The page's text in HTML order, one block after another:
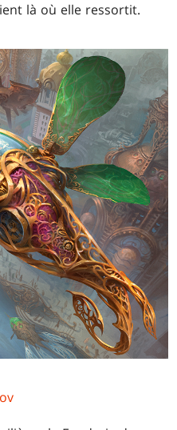
là où elle ressortit.